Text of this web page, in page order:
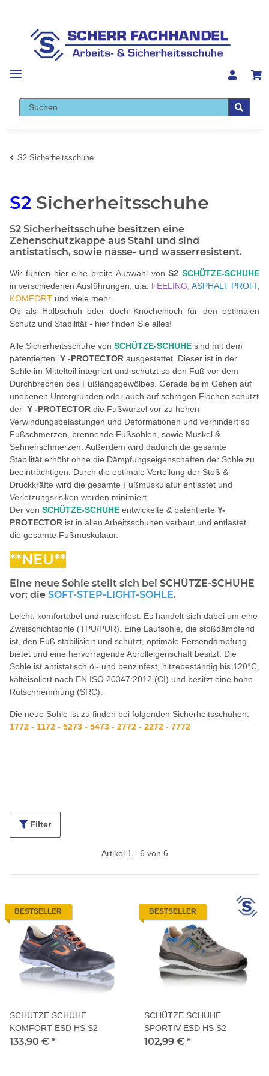
S2 Sicherheitsschuhe
S2 Sicherheitsschuhe
S2 Sicherheitsschuhe besitzen eine
Zehenschutzkappe aus Stahl und sind
antistatisch, sowie nässe- und wasserresistent.
Wir führen hier eine breite Auswahl vonS2 SCHÜTZE-SCHUHE
in verschiedenen Ausführungen, u.a. FEELING ASPHALT PROFI
KOMFORT und viele mehr.
Ob als Halbschuh oder doch Knöchelhoch für den optimalen
Schutz und Stabilität - hier finden Sie alles!
Alle Sicherheitsschuhe von SCHÜTZE-SCHUHE sind mit dem
patentierten Y -PROTECTOR ausgestattet. Dieser ist in der
Sohle im Mittelteil integriert und schützt so den Fuß vor dem
Durchbrechen des Fußlängsgewölbes. Gerade beim Gehen auf
unebenen Untergründen oder auch auf schrägen Flächen schützt
der Y -PROTECTOR die Fußwurzel vor zu hohen
Verwindungsbelastungen und Deformationen und verhindert so
Fußschmerzen, brennende Fußsohlen, sowie Muskel &
Sehnenschmerzen. Außerdem wird dadurch die gesamte
Stabilität erhöht ohne die Dämpfungseigenschaften der Sohle zu
beeinträchtigen. Durch die optimale Verteilung der Stoß &
Druckkräfte wird die gesamte Fußmuskulatur entlastet und
Verletzungsrisiken werden minimiert.
Der von SCHÜTZE-SCHUHE entwickelte & patentierte Y-
PROTECTOR ist in allen Arbeitsschuhen verbaut und entlastet
die gesamte Fußmuskulatur.
**NEU**
Eine neue Sohle stellt sich bei SCHÜTZE-SCHUHE
vor: die SOFT-STEP-LIGHT-SOHLE.
Leicht, komfortabel und rutschfest. Es handelt sich dabei um eine
Zweischichtsohle (TPU/PUR). Eine Laufsohle, die stoßdämpfend
ist, den Fuß stabilisiert und schützt, optimale Fersendämpfung
bietet und eine hervorragende Abrolleigenschaft besitzt. Die
Sohle ist antistatisch öl- und benzinfest, hitzebeständig bis 120°C,
kälteisoliert nach EN ISO 20347:2012 (CI) und besitzt eine hohe
Rutschhemmung (SRC).
Die neue Sohle ist zu finden bei folgenden Sicherheitsschuhen:
1772 - 1172 - 5273 - 5473 - 2772 - 2272 - 7772
Filter
Artikel 1 - 6 von 6
BESTSELLER
SCHÜTZE SCHUHE
KOMFORT ESD HS S2
133,90 € *
BESTSELLER
SCHÜTZE SCHUHE
SPORTIV ESD HS S2
102,99 € *